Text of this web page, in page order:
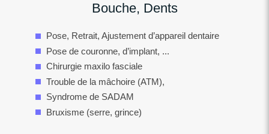
Bouche, Dents
Pose, Retrait, Ajustement d’appareil dentaire
Pose de couronne, d’implant, ...
Chirurgie maxilo fasciale
Trouble de la mâchoire (ATM),
Syndrome de SADAM
Bruxisme (serre, grince)